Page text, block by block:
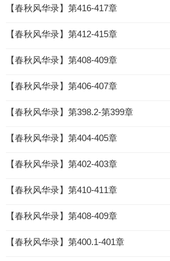
【春秋风华录】第416-417章
【春秋风华录】第412-415章
【春秋风华录】第408-409章
【春秋风华录】第406-407章
【春秋风华录】第398.2-第399章
【春秋风华录】第404-405章
【春秋风华录】第402-403章
【春秋风华录】第410-411章
【春秋风华录】第408-409章
【春秋风华录】第400.1-401章